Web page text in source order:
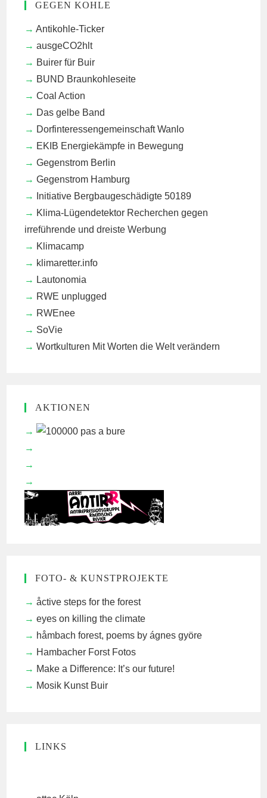
GEGEN KOHLE
Antikohle-Ticker
ausgeCO2hlt
Buirer für Buir
BUND Braunkohleseite
Coal Action
Das gelbe Band
Dorfinteressengemeinschaft Wanlo
EKIB Energiekämpfe in Bewegung
Gegenstrom Berlin
Gegenstrom Hamburg
Initiative Bergbaugeschädigte 50189
Klima-Lügendetektor Recherchen gegen
irreführende und dreiste Werbung
Klimacamp
klimaretter.info
Lautonomia
RWE unplugged
RWEnee
SoVie
Wortkulturen Mit Worten die Welt verändern
AKTIONEN
FOTO- & KUNSTPROJEKTE
åctive steps for the forest
eyes on killing the climate
håmbach forest, poems by ágnes györe
Hambacher Forst Fotos
Make a Difference: It’s our future!
Mosik Kunst Buir
LINKS